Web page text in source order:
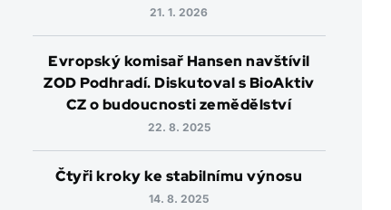
21. 1. 2026
Evropský komisař Hansen navštívil
ZOD Podhradí. Diskutoval s BioAktiv
CZ o budoucnosti zemědělství
22. 8. 2025
Čtyři kroky ke stabilnímu výnosu
14. 8. 2025